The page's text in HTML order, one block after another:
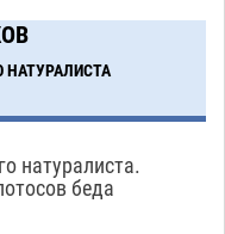
НАТУРАЛИСТА
натуралиста.
беда